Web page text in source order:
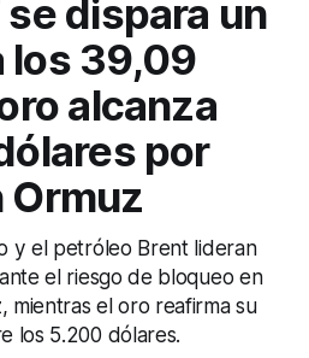
se dispara un
los 39,09
alcanza
por
Ormuz
y el petróleo Brent lideran
el riesgo de bloqueo en
mientras el oro reafirma su
los 5.200 dólares.